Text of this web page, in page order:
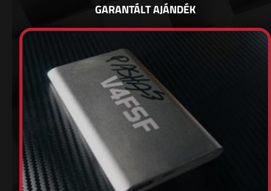
GARANTÁLT AJÁNDÉK